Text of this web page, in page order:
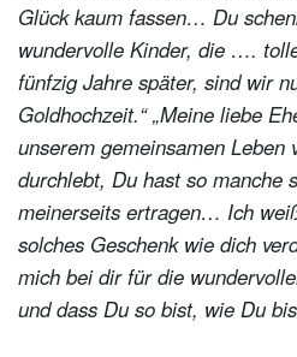
Glück kaum fassen… Du
wundervolle Kinder, die ….
fünfzig Jahre später, sind wir
Goldhochzeit.“ „Meine liebe
unserem gemeinsamen Leben
durchlebt, Du hast so manche
meinerseits ertragen… Ich
solches Geschenk wie dich
mich bei dir für die
und dass Du so bist, wie Du